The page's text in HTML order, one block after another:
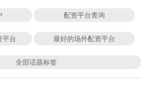
配资平台查询
平台 最好的场外配资平台
全部话题标签